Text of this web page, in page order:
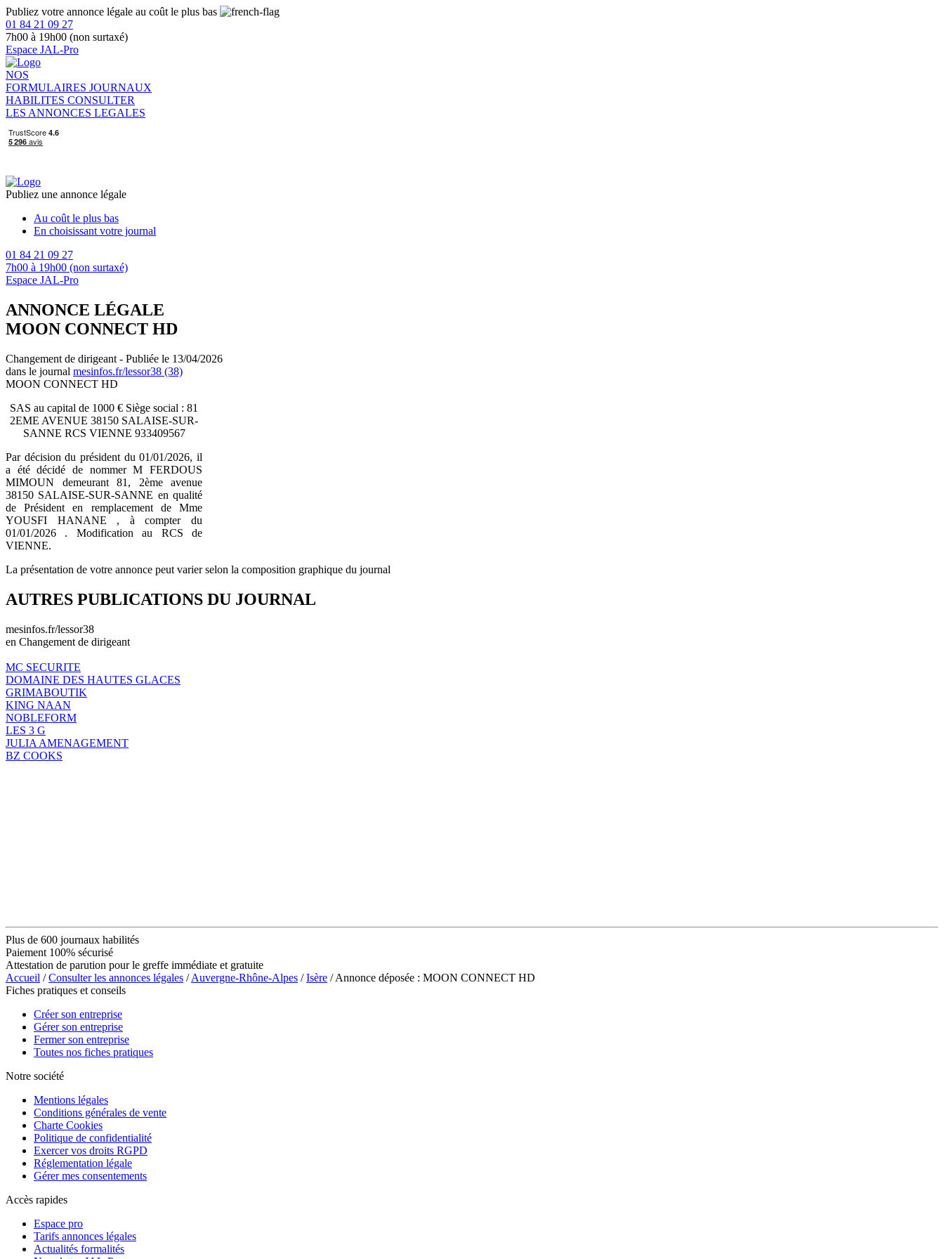
Publiez votre annonce légale au coût le plus bas
01 84 21 09 27
7h00 à 19h00 (non surtaxé)
Espace JAL-Pro
NOS
FORMULAIRES JOURNAUX
HABILITES CONSULTER
LES ANNONCES LEGALES
Publiez une annonce légale
Au coût le plus bas
En choisissant votre journal
01 84 21 09 27
7h00 à 19h00 (non surtaxé)
Espace JAL-Pro
ANNONCE LÉGALE
MOON CONNECT HD
Changement de dirigeant - Publiée le 13/04/2026
dans le journal mesinfos.fr/lessor38 (38)
MOON CONNECT HD
SAS au capital de 1000 € Siège social : 81
2EME AVENUE 38150 SALAISE-SUR-
SANNE RCS VIENNE 933409567
Par décision du président du 01/01/2026, il
a été décidé de nommer M FERDOUS
MIMOUN demeurant 81, 2ème avenue
38150 SALAISE-SUR-SANNE en qualité
de Président en remplacement de Mme
YOUSFI HANANE , à compter du
01/01/2026 . Modification au RCS de
VIENNE.
La présentation de votre annonce peut varier selon la composition graphique du journal
AUTRES PUBLICATIONS DU JOURNAL
mesinfos.fr/lessor38
en Changement de dirigeant
MC SECURITE
DOMAINE DES HAUTES GLACES
GRIMABOUTIK
KING NAAN
NOBLEFORM
LES 3 G
JULIA AMENAGEMENT
BZ COOKS
Plus de 600 journaux habilités
Paiement 100% sécurisé
Attestation de parution pour le greffe immédiate et gratuite
Accueil /Consulter les annonces légales /Auvergne-Rhône-Alpes /Isère / Annonce déposée : MOON CONNECT HD
Fiches pratiques et conseils
Créer son entreprise
Gérer son entreprise
Fermer son entreprise
Toutes nos fiches pratiques
Notre société
Mentions légales
Conditions générales de vente
Charte Cookies
Politique de confidentialité
Exercer vos droits RGPD
Réglementation légale
Gérer mes consentements
Accès rapides
Espace pro
Tarifs annonces légales
Actualités formalités